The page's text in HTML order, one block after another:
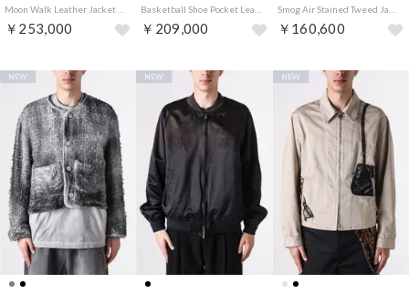
￥253,000 ￥209,000 ￥160,600
NEW NEW NEW